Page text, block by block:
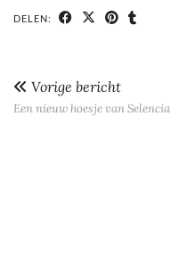
DELEN:
Vorige bericht
Een nieuw hoesje van Selencia